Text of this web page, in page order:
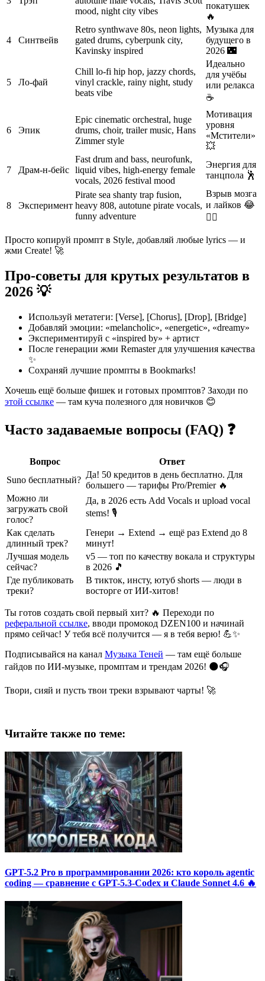
mood, night city vibes
покатушек
🔥
4 Синтвейв
Retro synthwave 80s, neon lights,
gated drums, cyberpunk city,
Kavinsky inspired
Музыка для
будущего в
2026 🌃
5 Ло-фай
Chill lo-fi hip hop, jazzy chords,
vinyl crackle, rainy night, study
beats vibe
Идеально
для учёбы
или релакса
☕
6 Эпик
Epic cinematic orchestral, huge
drums, choir, trailer music, Hans
Zimmer style
Мотивация
уровня
«Мстители»
💥
7 Драм-н-бейс
Fast drum and bass, neurofunk,
liquid vibes, high-energy female
vocals, 2026 festival mood
Энергия для
танцпола 🕺
8 Эксперимент
Pirate sea shanty trap fusion,
heavy 808, autotune pirate vocals,
funny adventure
Взрыв мозга
и лайков 😂
🏴‍☠️
Просто копируй промпт в Style, добавляй любые lyrics — и
жми Create! 🚀
Про-советы для крутых результатов в
2026 💡
Используй метатеги: [Verse], [Chorus], [Drop], [Bridge]
Добавляй эмоции: «melancholic», «energetic», «dreamy»
Экспериментируй с «inspired by» + артист
После генерации жми Remaster для улучшения качества
✨
Сохраняй лучшие промпты в Bookmarks!
Хочешь ещё больше фишек и готовых промптов? Заходи по
этой ссылке — там куча полезного для новичков 😊
Часто задаваемые вопросы (FAQ) ❓
Вопрос
Ответ
Suno бесплатный?
Да! 50 кредитов в день бесплатно. Для
большего — тарифы Pro/Premier 🔥
Можно ли
загружать свой
голос?
Да, в 2026 есть Add Vocals и upload vocal
stems! 🎙️
Как сделать
длинный трек?
Генери → Extend → ещё раз Extend до 8
минут!
Лучшая модель
сейчас?
v5 — топ по качеству вокала и структуры
в 2026 🎵
Где публиковать
треки?
В тикток, инсту, ютуб shorts — люди в
восторге от ИИ-хитов!
Ты готов создать свой первый хит? 🔥 Переходи по
реферальной ссылке, вводи промокод DZEN100 и начинай
прямо сейчас! У тебя всё получится — я в тебя верю! 💪✨
Подписывайся на канал Музыка Теней — там ещё больше
гайдов по ИИ-музыке, промптам и трендам 2026! 🌑🎧
Твори, сияй и пусть твои треки взрывают чарты! 🚀
Читайте также по теме:
GPT-5.2 Pro в программировании 2026: кто король agentic
coding — сравнение с GPT-5.3-Codex и Claude Sonnet 4.6 🔥